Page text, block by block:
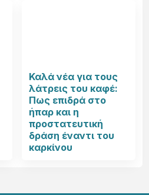
Καλά νέα για τους
λάτρεις του καφέ:
Πως επιδρά στο
ήπαρ και η
προστατευτική
δράση έναντι του
καρκίνου